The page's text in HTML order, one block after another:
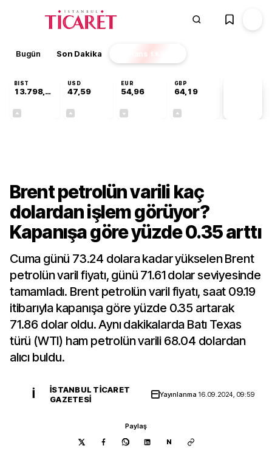
Bugün Son Dakika Finans EKSTRA
BIST
13.798,82
USD
47,59
EUR
54,96
GBP
64,19
Brent petrolün varili kaç
dolardan işlem görüyor?
Kapanışa göre yüzde 0.35 arttı
Cuma günü 73.24 dolara kadar yükselen Brent
petrolün varil fiyatı, günü 71.61 dolar seviyesinde
tamamladı. Brent petrolün varil fiyatı, saat 09.19
itibarıyla kapanışa göre yüzde 0.35 artarak
71.86 dolar oldu. Aynı dakikalarda Batı Texas
türü (WTI) ham petrolün varili 68.04 dolardan
alıcı buldu.
İ
İSTANBUL TICARET
GAZETESI
Yayınlanma 16.09.2024, 09:59
Paylaş
N